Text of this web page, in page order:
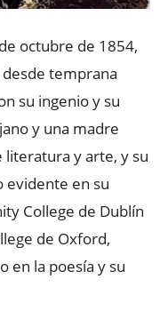
octubre de 1854,
temprana
su ingenio y su
y una madre
literatura y arte, y su
evidente en su
College de Dublín
de Oxford,
en la poesía y su